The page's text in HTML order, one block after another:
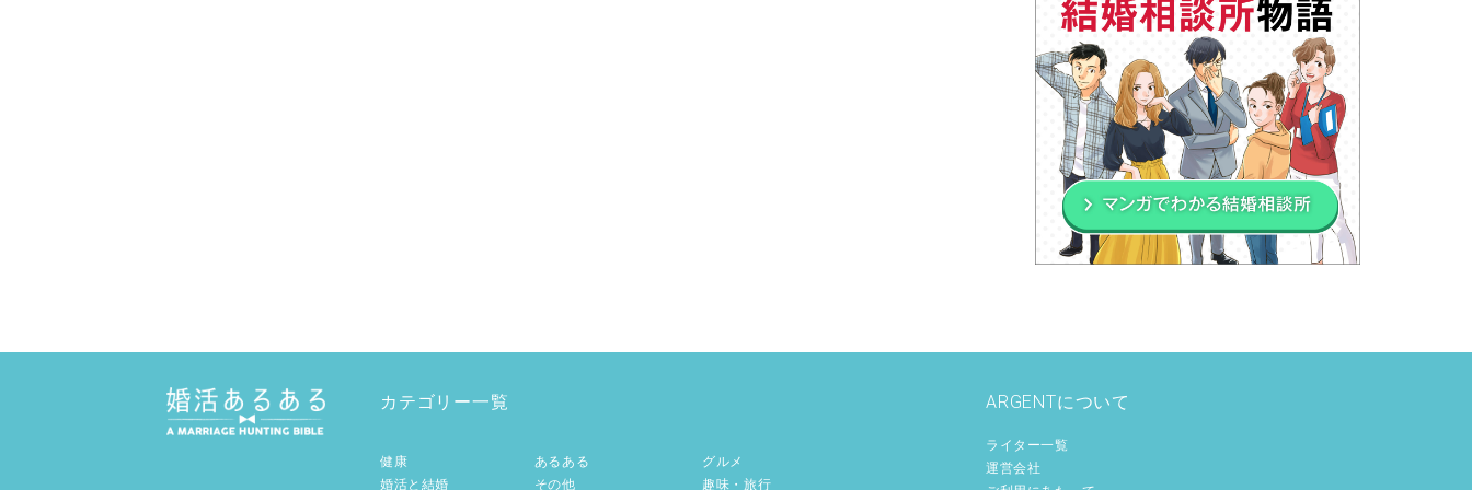
カテゴリー一覧
健康
婚活と結婚
あるある
その他
グルメ
趣味・旅行
ARGENTについて
ライター一覧
運営会社